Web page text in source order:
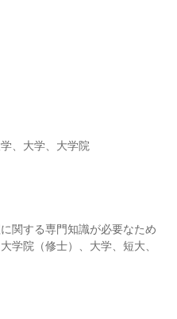
、大学、大学院
関する専門知識が必要なため
学院（修士）、大学、短大、